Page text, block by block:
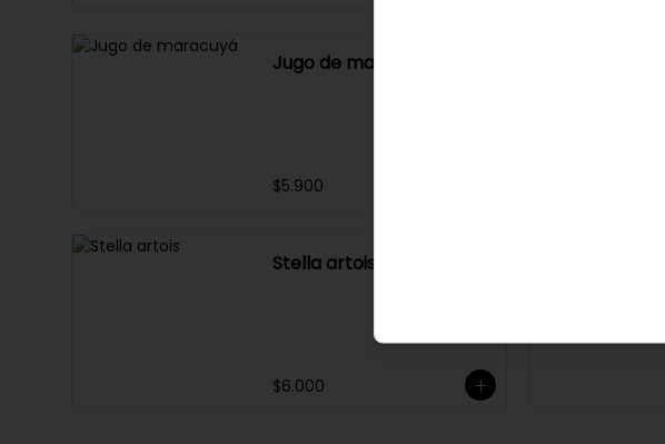
Jugo de maracuyá
$5.900
Stella artois
$6.000